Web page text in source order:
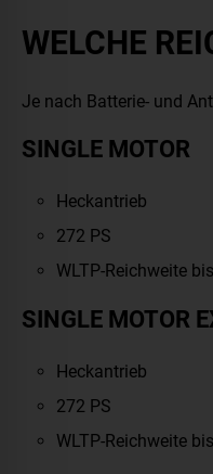
WELCHE
Je nach Batterie- und
SINGLE MOTOR
Heckantrieb
272 PS
WLTP-Reichweite
SINGLE MOTOR
Heckantrieb
272 PS
WLTP-Reichweite